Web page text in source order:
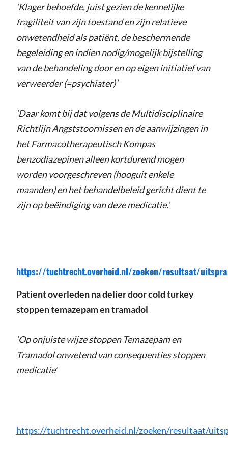
‘Klager behoefde, juist gezien de kennelijke
fragiliteit van zijn toestand en zijn relatieve
onwetendheid als patiënt, de beschermende
begeleiding en indien nodig/mogelijk bijstelling
van de behandeling door en op eigen initiatief van
verweerder (=psychiater)’
‘Daar komt bij dat volgens de Multidisciplinaire
Richtlijn Angststoornissen en de aanwijzingen in
het Farmacotherapeutisch Kompas
benzodiazepinen alleen kortdurend mogen
worden voorgeschreven (hooguit enkele
maanden) en het behandelbeleid gericht dient te
zijn op beëindiging van deze medicatie.’
https://tuchtrecht.overheid.nl/zoeken/resultaat/
Patient overleden na delier door cold turkey
stoppen temazepam en tramadol
‘Op onjuiste wijze stoppen Temazepam en
Tramadol onwetend van consequenties stoppen
medicatie’
https://tuchtrecht.overheid.nl/zoeken/resultaat/